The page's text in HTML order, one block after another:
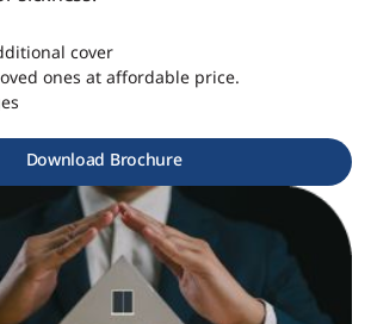
cover
ones at affordable price.
Download Brochure